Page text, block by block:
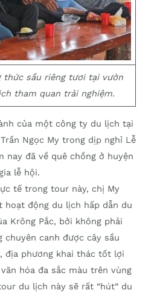
thức sầu riêng tươi tại vườn
tham quan trải nghiệm.
của một công ty du lịch tại
Ngọc My trong dịp nghỉ Lễ
nay đã về quê chồng ở huyện
lễ hội.
tế trong tour này, chị My
hoạt động du lịch hấp dẫn du
Krông Pắc, bởi không phải
chuyên canh được cây sầu
địa phương khai thác tốt lợi
hóa đa sắc màu trên vùng
du lịch này sẽ rất “hút” du